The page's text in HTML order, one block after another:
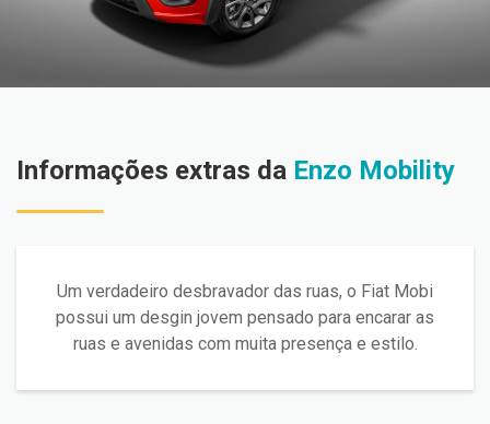
Informações extras da Enzo Mobility
Um verdadeiro desbravador das ruas, o Fiat Mobi
possui um desgin jovem pensado para encarar as
ruas e avenidas com muita presença e estilo.